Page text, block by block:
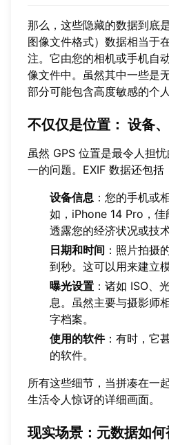
那么，这些隐藏的数据到底
图像文件格式）数据相当于
注。它由您的相机或手机自
像文件中。虽然其中一些是
部分可能包含高度敏感的个人
不仅仅是位置： 设备
虽然 GPS 位置是最令人担
一的问题。EXIF 数据还包括
设备信息 ：您的手机或
如，iPhone 14 Pro，佳
透露您的经济状况或技术
日期和时间 ：照片拍摄
到秒。这可以用来建立
曝光设置 ：诸如 ISO、
息。虽然主要与摄影师
字档案。
使用的软件：有时，它
的软件。
所有这些细节，当拼凑在一
生活令人惊讶的详细画面。
现实场景 ：元数据如